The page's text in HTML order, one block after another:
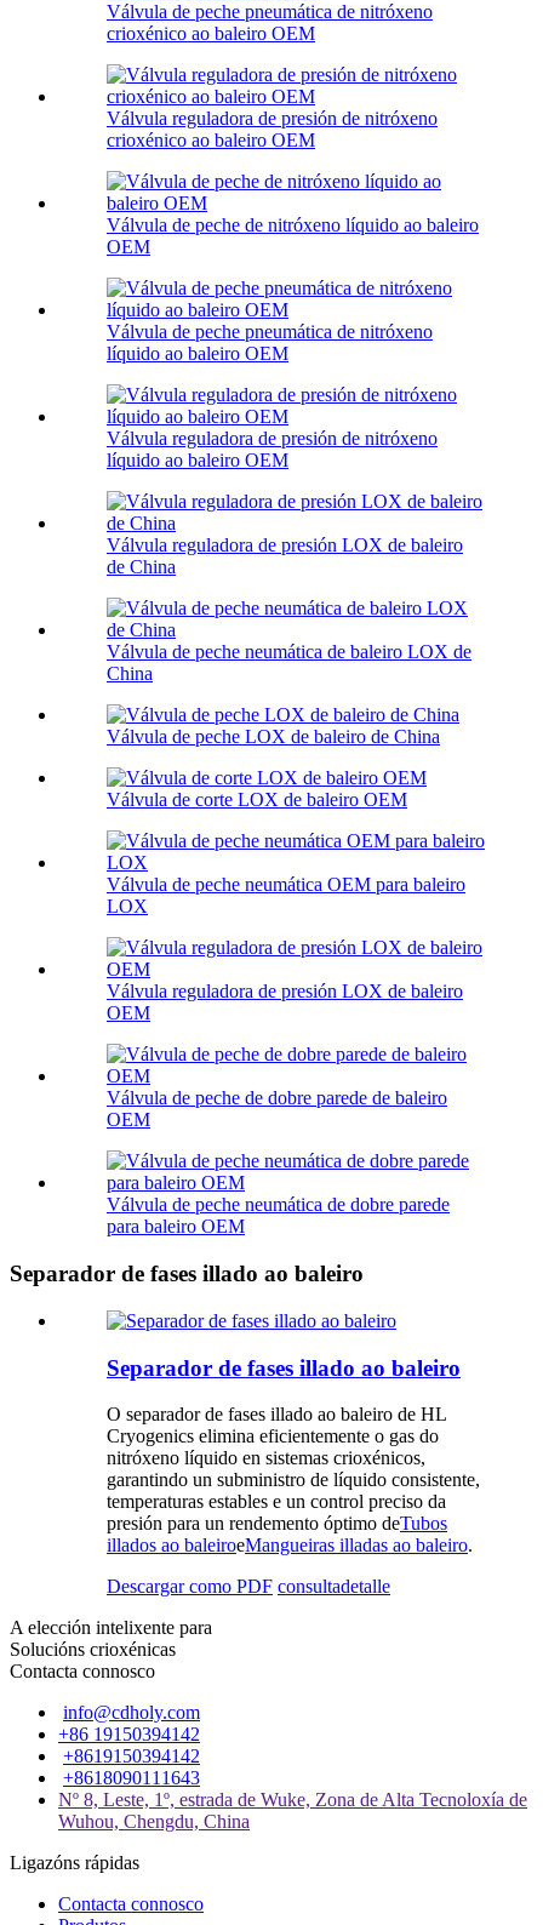
Válvula de peche pneumática de nitróxeno
crioxénico ao baleiro OEM
Válvula reguladora de presión de nitróxeno
crioxénico ao baleiro OEM
Válvula de peche de nitróxeno líquido ao baleiro
OEM
Válvula de peche pneumática de nitróxeno
líquido ao baleiro OEM
Válvula reguladora de presión de nitróxeno
líquido ao baleiro OEM
Válvula reguladora de presión LOX de baleiro
de China
Válvula de peche neumática de baleiro LOX de
China
Válvula de peche LOX de baleiro de China
Válvula de corte LOX de baleiro OEM
Válvula de peche neumática OEM para baleiro
LOX
Válvula reguladora de presión LOX de baleiro
OEM
Válvula de peche de dobre parede de baleiro
OEM
Válvula de peche neumática de dobre parede
para baleiro OEM
Separador de fases illado ao baleiro
Separador de fases illado ao baleiro
O separador de fases illado ao baleiro de HL
Cryogenics elimina eficientemente o gas do
nitróxeno líquido en sistemas crioxénicos,
garantindo un subministro de líquido consistente,
temperaturas estables e un control preciso da
presión para un rendemento óptimo deTubos
illados ao baleiroeMangueiras illadas ao baleiro.
Descargar como PDF consultadetalle
A elección intelixente para
Solucións crioxénicas
Contacta connosco
info@cdholy.com
+86 19150394142
+8619150394142
+8618090111643
Nº 8, Leste, 1º, estrada de Wuke, Zona de Alta Tecnoloxía de
Wuhou, Chengdu, China
Ligazóns rápidas
Contacta connosco